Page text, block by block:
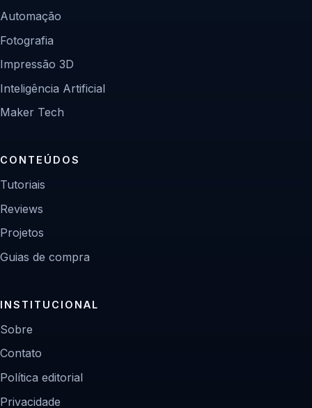
Automação
Fotografia
Impressão 3D
Inteligência Artificial
Maker Tech
CONTEÚDOS
Tutoriais
Reviews
Projetos
Guias de compra
INSTITUCIONAL
Sobre
Contato
Política editorial
Privacidade